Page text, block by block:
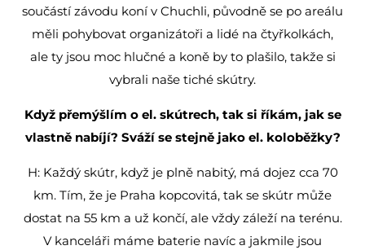
součástí závodu koní v Chuchli, původně se po areálu
měli pohybovat organizátoři a lidé na čtyřkolkách,
ale ty jsou moc hlučné a koně by to plašilo, takže si
vybrali naše tiché skútry.
Když přemýšlím o el. skútrech, tak si říkám, jak se
vlastně nabíjí? Sváží se stejně jako el. koloběžky?
H: Každý skútr, když je plně nabitý, má dojez cca 70
km. Tím, že je Praha kopcovitá, tak se skútr může
dostat na 55 km a už končí, ale vždy záleží na terénu.
V kanceláři máme baterie navíc a jakmile jsou